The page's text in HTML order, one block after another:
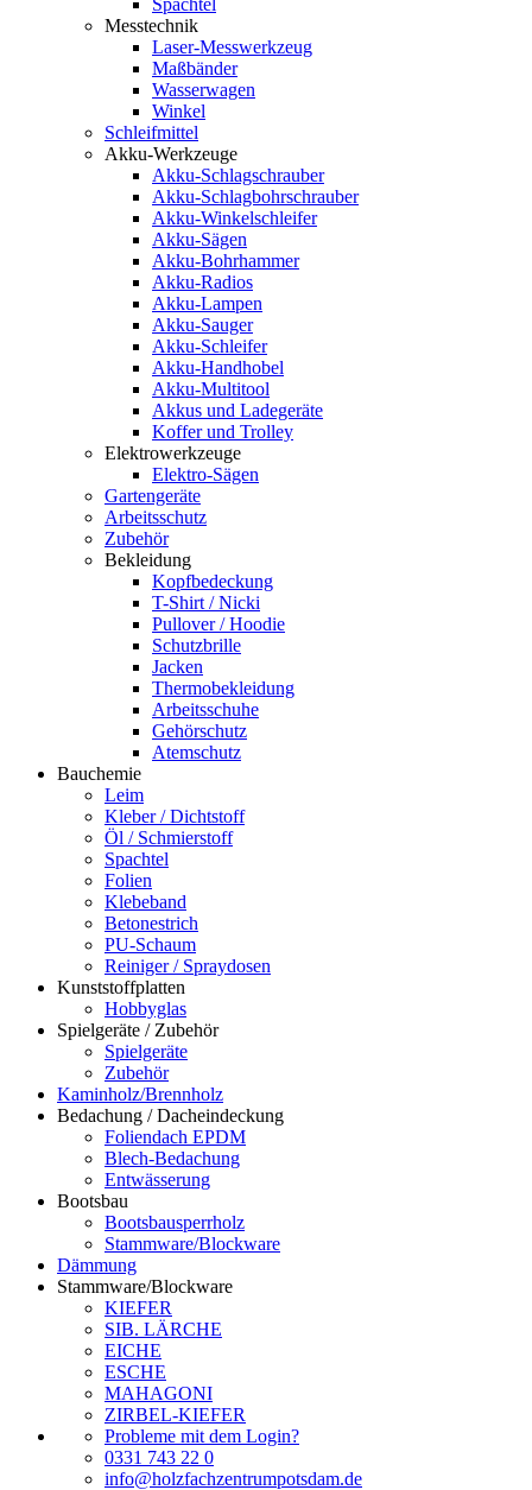
Spachtel
Messtechnik
Laser-Messwerkzeug
Maßbänder
Wasserwagen
Winkel
Schleifmittel
Akku-Werkzeuge
Akku-Schlagschrauber
Akku-Schlagbohrschrauber
Akku-Winkelschleifer
Akku-Sägen
Akku-Bohrhammer
Akku-Radios
Akku-Lampen
Akku-Sauger
Akku-Schleifer
Akku-Handhobel
Akku-Multitool
Akkus und Ladegeräte
Koffer und Trolley
Elektrowerkzeuge
Elektro-Sägen
Gartengeräte
Arbeitsschutz
Zubehör
Bekleidung
Kopfbedeckung
T-Shirt / Nicki
Pullover / Hoodie
Schutzbrille
Jacken
Thermobekleidung
Arbeitsschuhe
Gehörschutz
Atemschutz
Bauchemie
Leim
Kleber / Dichtstoff
Öl / Schmierstoff
Spachtel
Folien
Klebeband
Betonestrich
PU-Schaum
Reiniger / Spraydosen
Kunststoffplatten
Hobbyglas
Spielgeräte / Zubehör
Spielgeräte
Zubehör
Kaminholz/Brennholz
Bedachung / Dacheindeckung
Foliendach EPDM
Blech-Bedachung
Entwässerung
Bootsbau
Bootsbausperrholz
Stammware/Blockware
Dämmung
Stammware/Blockware
KIEFER
SIB. LÄRCHE
EICHE
ESCHE
MAHAGONI
ZIRBEL-KIEFER
Probleme mit dem Login?
0331 743 22 0
info@holzfachzentrumpotsdam.de